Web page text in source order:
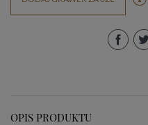
OPIS PRODUKTU